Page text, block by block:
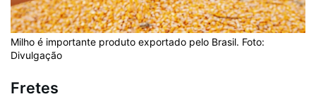
Milho é importante produto exportado pelo Brasil. Foto:
Divulgação
Fretes